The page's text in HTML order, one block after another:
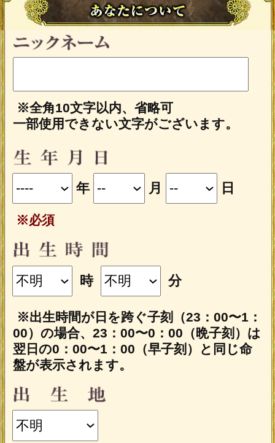
※全角10文字以内、省略可
一部使用できない文字がございます。
年 月
※必須
※出生時間が日を跨ぐ子刻（23：00〜1：
00）の場合、23：00〜0：00（晩子刻）は
翌日の0：00〜1：00（早子刻）と同じ命
盤が表示されます。
あの人の性別は、あなたと逆の性別が自
動的に設定されます。
入力した情報を記録しますか？
記録する